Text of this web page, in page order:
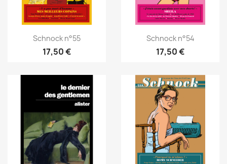
Schnock n°55
17,50 €
Schnock n°54
17,50 €